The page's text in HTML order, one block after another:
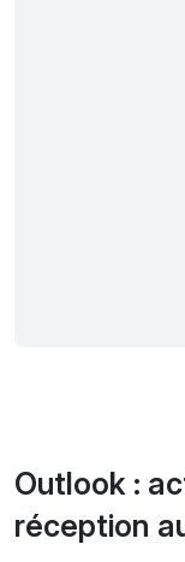
Outlook :
réception